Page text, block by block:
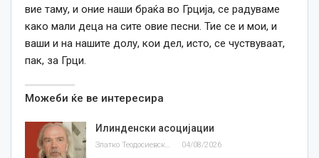
вие таму, и оние наши браќа во Грција, се радуваме
како мали деца на сите овие песни. Тие се и мои, и
ваши и на нашите долу, кои дел, исто, се чуствуваат,
пак, за Грци.
Можеби ќе ве интересира
Илинденски асоцијации
Златко Теодосиевски 04/08/2026